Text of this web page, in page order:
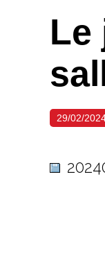
Le
29/02/